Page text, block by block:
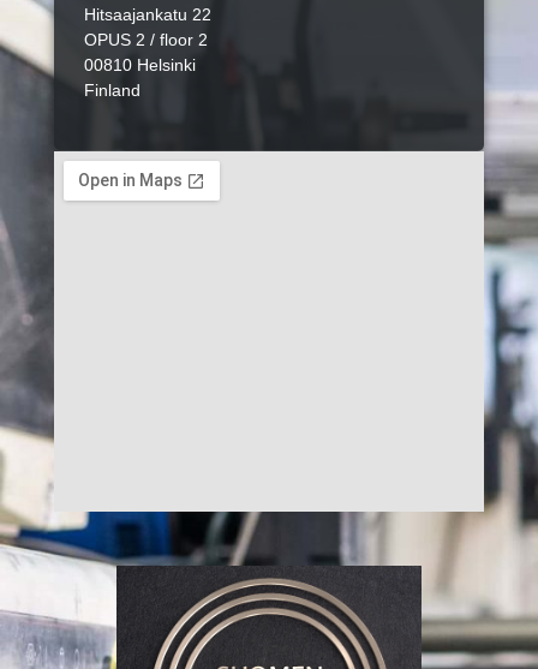
Hitsaajankatu 22
OPUS 2 / floor 2
00810 Helsinki
Finland